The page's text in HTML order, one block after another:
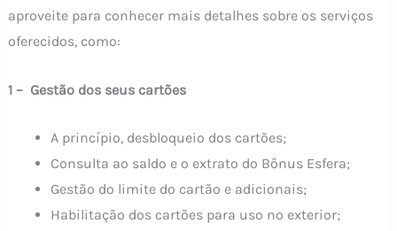
aproveite para conhecer mais detalhes sobre os serviços
oferecidos, como:
1 – Gestão dos seus cartões
A princípio, desbloqueio dos cartões;
Consulta ao saldo e o extrato do Bônus Esfera;
Gestão do limite do cartão e adicionais;
Habilitação dos cartões para uso no exterior;